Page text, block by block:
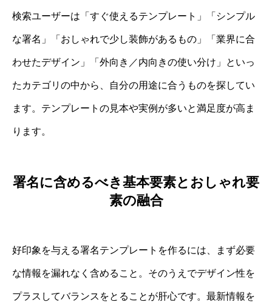
検索ユーザーは「すぐ使えるテンプレート」「シンプル
な署名」「おしゃれで少し装飾があるもの」「業界に合
わせたデザイン」「外向き／内向きの使い分け」といっ
たカテゴリの中から、自分の用途に合うものを探してい
ます。テンプレートの見本や実例が多いと満足度が高ま
ります。
署名に含めるべき基本要素とおしゃれ要
素の融合
好印象を与える署名テンプレートを作るには、まず必要
な情報を漏れなく含めること。そのうえでデザイン性を
プラスしてバランスをとることが肝心です。最新情報を